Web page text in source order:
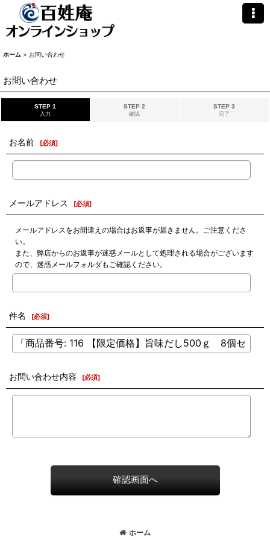
ホーム > お問い合わせ
お問い合わせ
STEP 1
入力
STEP 2
確認
STEP 3
完了
お名前 [必須]
メールアドレス [必須]
メールアドレスをお間違えの場合はお返事が届きません。ご注意くださ
い。
また、弊店からのお返事が迷惑メールとして処理される場合がございます
ので、迷惑メールフォルダもご確認ください。
件名 [必須]
お問い合わせ内容 [必須]
確認画面へ
ホーム